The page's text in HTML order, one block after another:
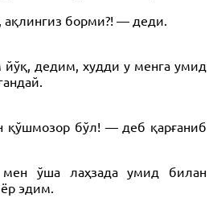
ақлингиз борми?! — деди.
дедим, худди у менга умид
бўл! — деб қарғаниб
мен ўша лаҳзада умид билан
эдим.